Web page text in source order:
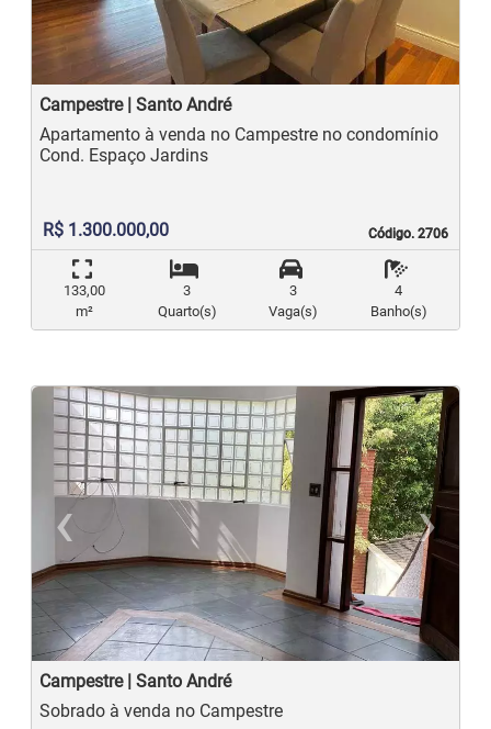
Campestre | Santo André
Código. 2706
Código. 2706
Apartamento à venda no Campestre no condomínio
Cond. Espaço Jardins
R$ 1.300.000,00
133,00
m²
3
Quarto(s)
3
Vaga(s)
4
Banho(s)
‹
Previous
›
Campestre | Santo André
Sobrado à venda no Campestre